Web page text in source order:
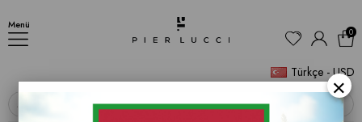
Menü
Türkçe - USD
0
×